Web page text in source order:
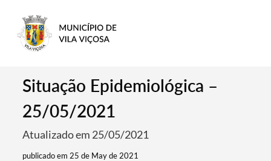
Situação Epidemiológica –
25/05/2021
Atualizado em 25/05/2021
publicado em 25 de May de 2021